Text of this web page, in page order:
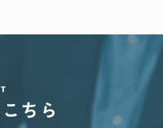
す。
の禁止＞
した個人情報を適切に
合を除き、個人情報を
ちら